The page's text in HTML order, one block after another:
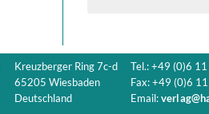
Kreuzberger Ring 7c-d
65205 Wiesbaden
Deutschland
Tel.: +49 (0)6
Fax: +49 (0)6
Email: